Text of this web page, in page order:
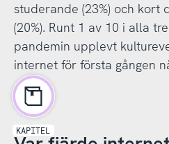
studerande (23%) och kort
(20%). Runt 1 av 10 i alla
pandemin upplevt
internet för första gången
KAPITEL